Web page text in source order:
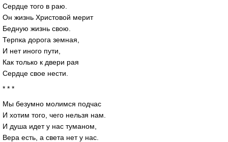
Сердце того в раю.
Он жизнь Христовой мерит
Бедную жизнь свою.
Терпка дорога земная,
И нет иного пути,
Как только к двери рая
Сердце свое нести.
* * *
Мы безумно молимся подчас
И хотим того, чего нельзя нам.
И душа идет у нас туманом,
Вера есть, а света нет у нас.